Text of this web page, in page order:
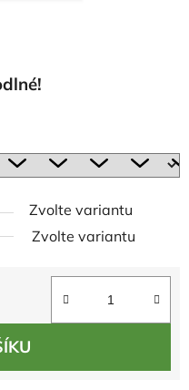
Zvolte variantu
Zvolte variantu